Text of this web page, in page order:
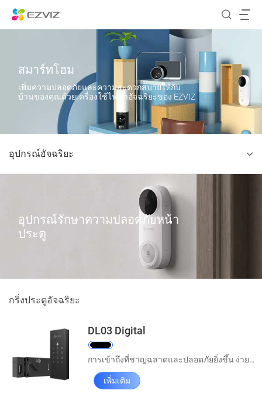
สมาร์ทโฮม
เพิ่มความปลอดภัยและความสะดวกสบายให้กับ
บ้านของคุณด้วยเครื่องใช้ไฟฟ้าอัจฉริยะของ EZVIZ
อุปกรณ์อัจฉริยะ
อุปกรณ์รักษาความปลอดภัยหน้า
ประตู
กริ่งประตูอัจฉริยะ
DL03 Digital
การเข้าถึงที่ชาญฉลาดและปลอดภัยยิ่งขึ้น ง่ายขึ้นแล้ว
เพิ่มเติม